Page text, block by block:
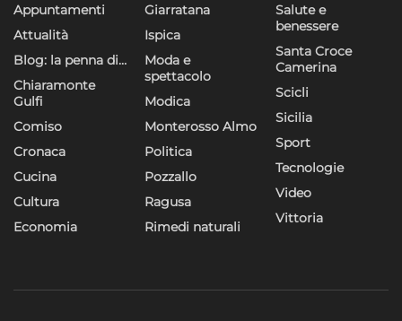
Appuntamenti
Attualità
Blog: la penna di…
Chiaramonte
Gulfi
Comiso
Cronaca
Cucina
Cultura
Economia
Giarratana
Ispica
Moda e
spettacolo
Modica
Monterosso Almo
Politica
Pozzallo
Ragusa
Rimedi naturali
Salute e
benessere
Santa Croce
Camerina
Scicli
Sicilia
Sport
Tecnologie
Video
Vittoria